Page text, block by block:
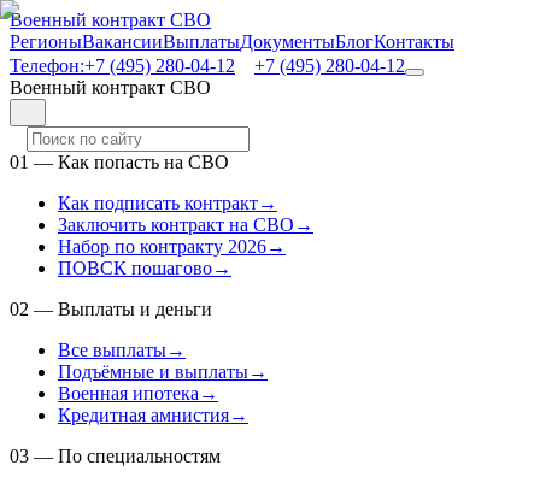
Военный контракт СВО
РегионыВакансииВыплатыДокументыБлогКонтакты
Телефон:+7 (495) 280-04-12
+7 (495) 280-04-12
Военный контракт СВО
01 — Как попасть на СВО
Как подписать контракт→
Заключить контракт на СВО →
Набор по контракту 2026→
ПОВСК пошагово→
02 — Выплаты и деньги
Все выплаты→
Подъёмные и выплаты→
Военная ипотека →
Кредитная амнистия→
03 — По специальностям